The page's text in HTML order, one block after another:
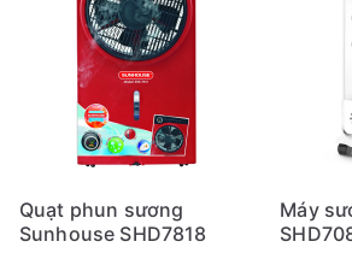
Quạt phun sương
Sunhouse SHD7818
Máy